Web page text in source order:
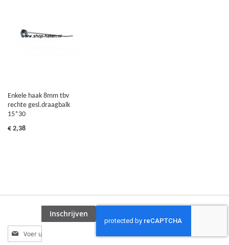
Enkele haak 8mm tbv
rechte gesl.draagbalk
15*30
€ 2,38
Abonneer
u
Inschrijven